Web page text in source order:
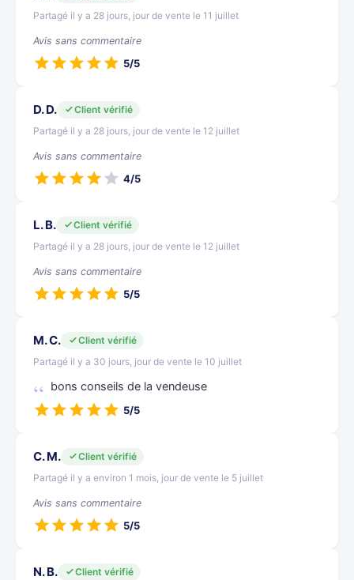
Partagé il y a 28 jours, jour de vente le 11 juillet
Avis sans commentaire
5/5
D. D.
Client vérifié
Partagé il y a 28 jours, jour de vente le 12 juillet
Avis sans commentaire
4/5
L. B.
Client vérifié
Partagé il y a 28 jours, jour de vente le 12 juillet
Avis sans commentaire
5/5
M. C.
Client vérifié
Partagé il y a 30 jours, jour de vente le 10 juillet
bons conseils de la vendeuse
5/5
C. M.
Client vérifié
Partagé il y a environ 1 mois, jour de vente le 5 juillet
Avis sans commentaire
5/5
N. B.
Client vérifié